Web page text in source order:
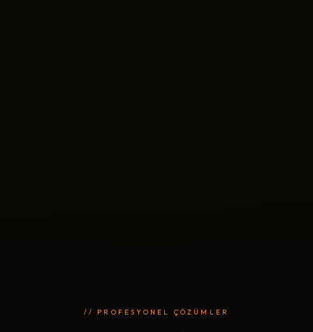
// PROFESYONEL ÇÖZÜMLER